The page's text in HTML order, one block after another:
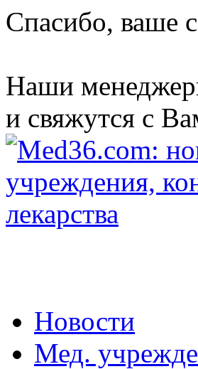
Спасибо, ваше
Наши
и свяжутся с
Новости
Мед.